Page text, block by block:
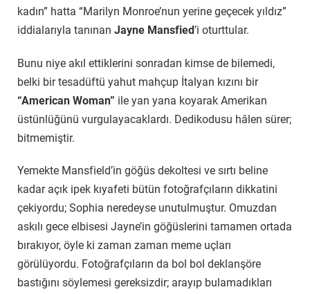
kadın” hatta “Marilyn Monroe’nun yerine geçecek yıldız”
iddialarıyla tanınan Jayne Mansfied’i oturttular.
Bunu niye akıl ettiklerini sonradan kimse de bilemedi,
belki bir tesadüftü yahut mahçup İtalyan kızını bir
“American Woman” ile yan yana koyarak Amerikan
üstünlüğünü vurgulayacaklardı. Dedikodusu hâlen sürer;
bitmemiştir.
Yemekte Mansfield’in göğüs dekoltesi ve sırtı beline
kadar açık ipek kıyafeti bütün fotoğrafçıların dikkatini
çekiyordu; Sophia neredeyse unutulmuştur. Omuzdan
askılı gece elbisesi Jayne’in göğüslerini tamamen ortada
bırakıyor, öyle ki zaman zaman meme uçları
görülüyordu. Fotoğrafçıların da bol bol deklanşöre
bastığını söylemesi gereksizdir; arayıp bulamadıkları